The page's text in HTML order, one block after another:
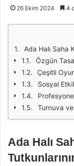
26 Ekim 2024 4
Ada Halı Saha
Özgün
Çeşitli
Sosyal
Profesyonel
Turnuva
Ada Halı